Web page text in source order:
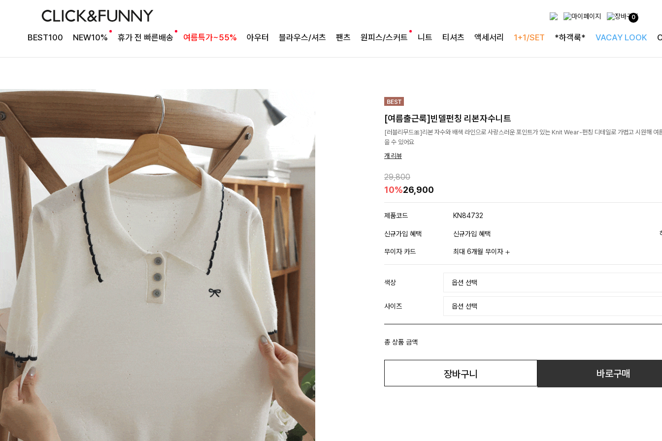
0
BEST100 NEW10% 휴가 전 빠른배송 여름특가~55% 아우터 블라우스/셔츠 팬츠 원피스/스커트 니트 티셔츠 액세서리 1+1/SET *하객룩* VACAY LOOK
[여름출근룩]빈델펀칭 리본자수니트
[러블리무드🎀]리본 자수와 배색 라인으로 사랑스러운 포인트가 있는 Knit Wear-펀칭 디테일로 가볍고 시원해 여
을 수 있어요
개 리뷰
29,800
10%26,900
제품코드 KN84732
신규가입 혜택 신규가입 혜택
무이자 카드 최대 6개월 무이자
색상
사이즈
총 상품 금액
장바구니 바로구매